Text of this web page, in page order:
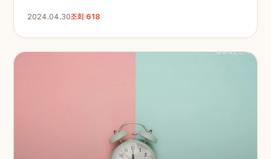
2024.04.30조회 618